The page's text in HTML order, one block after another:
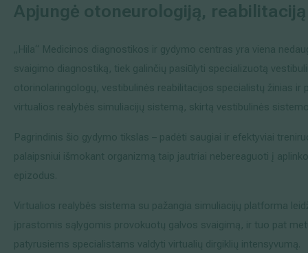
Apjungė otoneurologiją,
„Hila“ Medicinos diagnostikos ir gydymo centras yra viena
svaigimo diagnostiką, tiek galinčių pasiūlyti specializuotą
otorinolaringologų, vestibulinės reabilitacijos specialistų žinias
virtualios realybės simuliacijų sistemą, skirtą vestibulinės
Pagrindinis šio gydymo tikslas – padėti saugiai ir efektyviai
palaipsniui išmokant organizmą taip jautriai nebereaguoti į
epizodus.
Virtualios realybės sistema su pažangia simuliacijų platforma
įprastomis sąlygomis provokuotų galvos svaigimą, ir tuo pat
patyrusiems specialistams valdyti virtualių dirgiklių intensyvumą.